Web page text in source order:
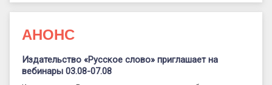
АНОНС
Издательство «Русское слово» приглашает на
вебинары 03.08-07.08